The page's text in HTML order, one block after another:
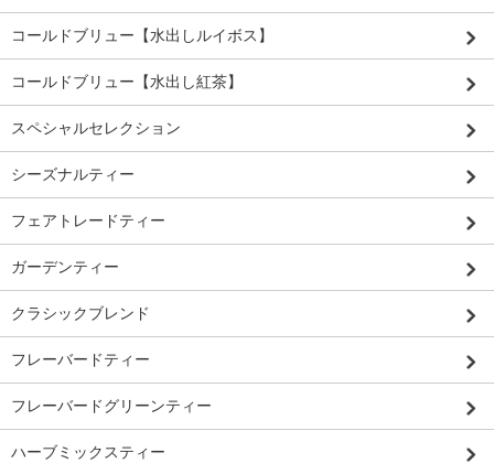
コールドブリュー【水出しルイボス】
コールドブリュー【水出し紅茶】
スペシャルセレクション
シーズナルティー
フェアトレードティー
ガーデンティー
クラシックブレンド
フレーバードティー
フレーバードグリーンティー
ハーブミックスティー